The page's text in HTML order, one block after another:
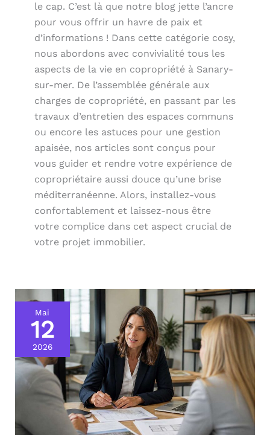
le cap. C’est là que notre blog jette l’ancre
pour vous offrir un havre de paix et
d’informations ! Dans cette catégorie cosy,
nous abordons avec convivialité tous les
aspects de la vie en copropriété à Sanary-
sur-mer. De l’assemblée générale aux
charges de copropriété, en passant par les
travaux d’entretien des espaces communs
ou encore les astuces pour une gestion
apaisée, nos articles sont conçus pour
vous guider et rendre votre expérience de
copropriétaire aussi douce qu’une brise
méditerranéenne. Alors, installez-vous
confortablement et laissez-nous être
votre complice dans cet aspect crucial de
votre projet immobilier.
Mai
12
2026